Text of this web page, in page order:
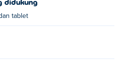
tablet